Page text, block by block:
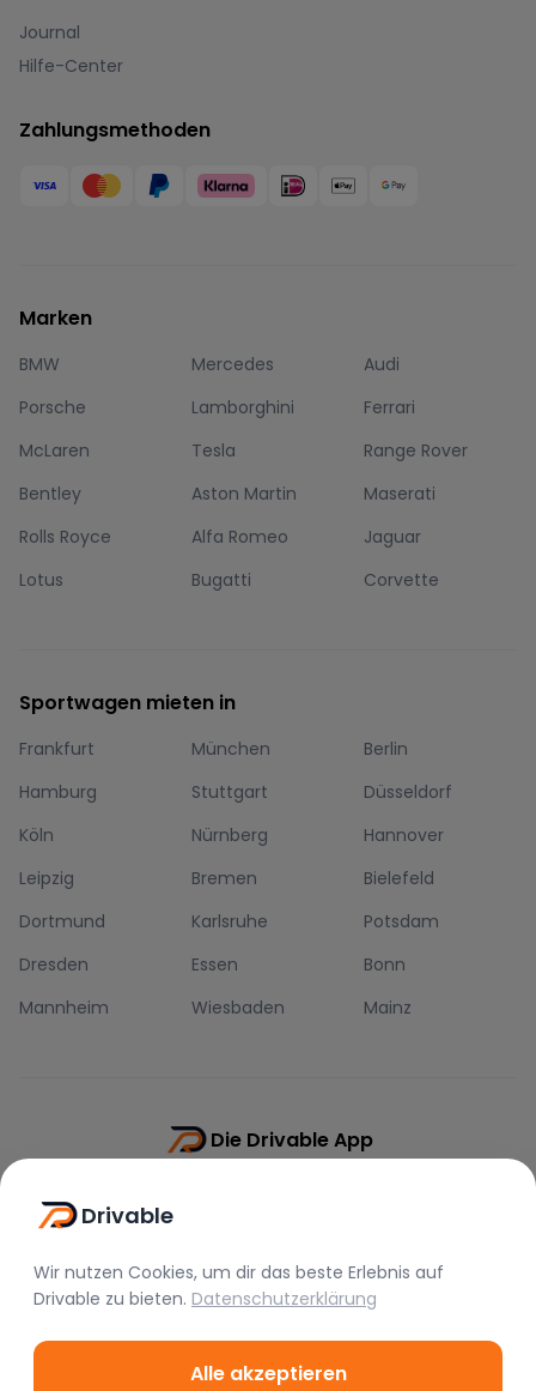
Journal
Hilfe-Center
Zahlungsmethoden
Marken
BMW Mercedes
Audi
Porsche
Lamborghini
Ferrari
McLaren
Tesla
Range Rover
Bentley
Aston Martin
Maserati
Rolls Royce
Alfa Romeo
Jaguar
Lotus
Bugatti Corvette
Sportwagen mieten in
Frankfurt München
Berlin
Hamburg
Stuttgart
Düsseldorf
Köln
Nürnberg
Hannover
Leipzig
Bremen
Bielefeld
Dortmund
Karlsruhe
Potsdam
Dresden
Essen
Bonn
Mannheim
Wiesbaden Mainz
Die Drivable App
Drivable
Wir nutzen Cookies, um dir das beste Erlebnis auf
Drivable zu bieten. Datenschutzerklärung
Alle akzeptieren